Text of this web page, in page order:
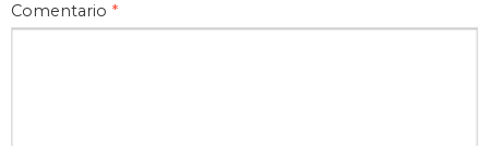
Comentario *